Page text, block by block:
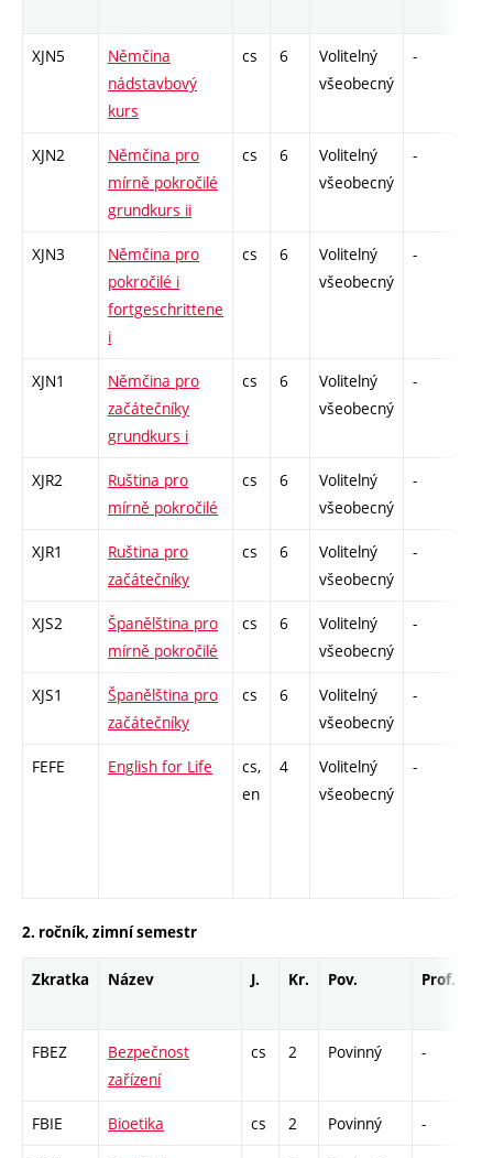
XJN5
Němčina
nádstavbový
kurs
cs 6
Volitelný
všeobecný
-
XJN2
Němčina pro
mírně pokročilé
grundkurs ii
cs 6
Volitelný
všeobecný
-
XJN3
Němčina pro
pokročilé i
fortgeschrittene
i
cs 6
Volitelný
všeobecný
-
XJN1
Němčina pro
začátečníky
grundkurs i
cs 6
Volitelný
všeobecný
-
XJR2
Ruština pro
mírně pokročilé
cs 6
Volitelný
všeobecný
-
XJR1
Ruština pro
začátečníky
cs 6
Volitelný
všeobecný
-
XJS2
Španělština pro
mírně pokročilé
cs 6
Volitelný
všeobecný
-
XJS1
Španělština pro
začátečníky
cs 6
Volitelný
všeobecný
-
FEFE English for Life
cs,
en
4
Volitelný
všeobecný
-
2. ročník, zimní semestr
Zkratka Název J. Kr. Pov. Prof.
FBEZ
Bezpečnost
zařízení
cs 2 Povinný -
FBIE Bioetika cs 2 Povinný -